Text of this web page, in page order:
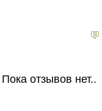
Пока отзывов нет..